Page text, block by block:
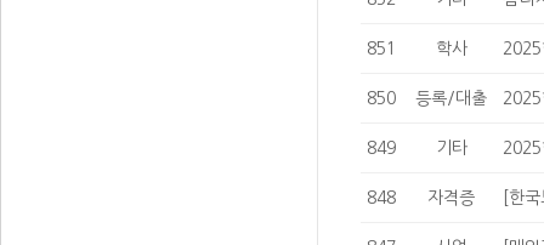
851 학사 2025
850 등록/대출 2025
849 기타 2025
848 자격증 [한